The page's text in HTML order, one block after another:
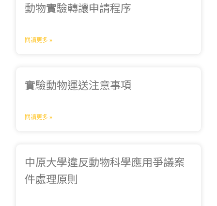
動物實驗轉讓申請程序
閱讀更多 »
實驗動物運送注意事項
閱讀更多 »
中原大學違反動物科學應用爭議案
件處理原則